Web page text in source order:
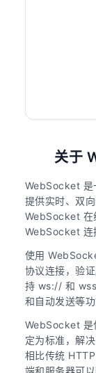
关于
WebSocket 是
提供实时、双
WebSocket 在
WebSocket 连
使用
协议连接，验
持 ws:// 和
和自动发送等功
WebSocket 是
定为标准，解
相比传统
端和服务器可